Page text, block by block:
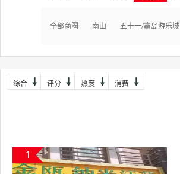
全部商圈 南山 五十一/鑫岛游乐城
综合 评分 热度 消费
1